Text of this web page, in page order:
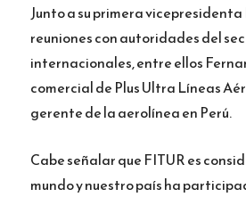
Junto a su primera
reuniones con autoridades del
internacionales, entre ellos
comercial de Plus Ultra Líneas
gerente de la aerolínea en Perú.
Cabe señalar que FITUR es
mundo y nuestro país ha